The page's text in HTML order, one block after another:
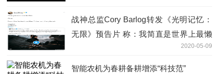
战神总监Cory Barlog转发《光明记忆：
无限》预告片 称：我简直是世界上最懒
2020-05-09
智能农机为春耕备耕增添“科技范”